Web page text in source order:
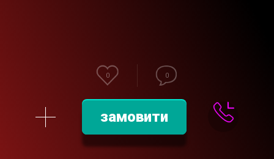
0 0
замовити